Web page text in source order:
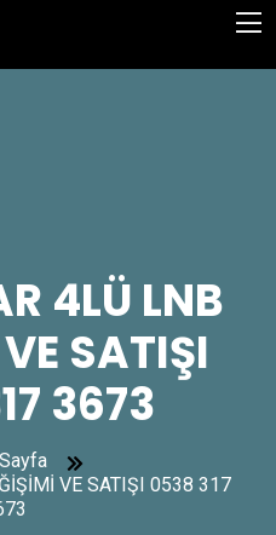
4LÜ LNB
SATIŞI
3673
VE SATIŞI 0538 317